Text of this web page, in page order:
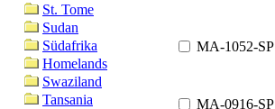
St. Tome
Sudan
Südafrika
Homelands
Swaziland
Tansania
MA-1052-SP
MA-0916-SP